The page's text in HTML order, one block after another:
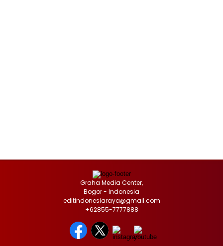
Graha Media Center,
Bogor - Indonesia
editindonesiaraya@gmail.com
+62855-7777888